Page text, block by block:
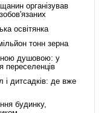
організував
освітянка
тонн зерна
душовою: у
переселенців
і дитсадків: де вже
будинку,